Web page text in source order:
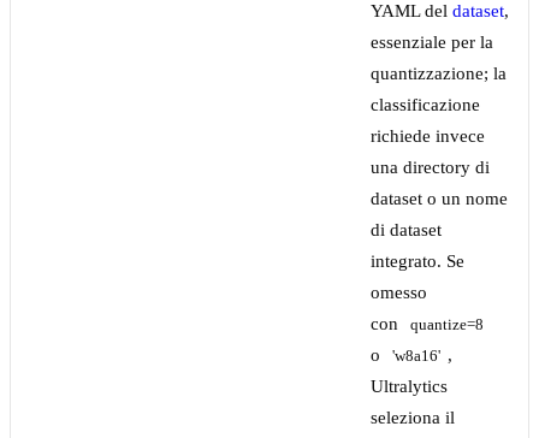
YAML del dataset,
essenziale per la
quantizzazione; la
classificazione
richiede invece
una directory di
dataset o un nome
di dataset
integrato. Se
omesso
con
quantize=8
o 'w8a16' ,
Ultralytics
seleziona il